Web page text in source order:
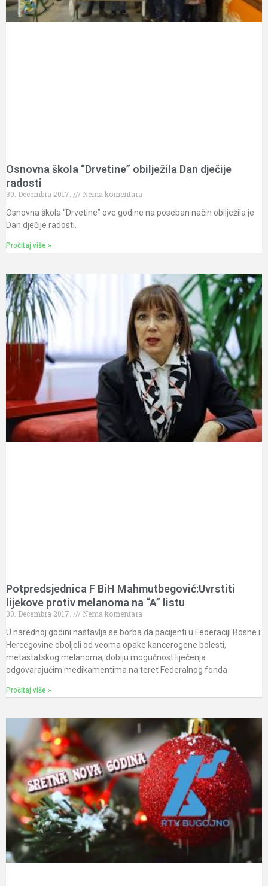
Osnovna škola “Drvetine” obilježila Dan dječije
radosti
30. Decembra 2017.
Nema komentara
Osnovna škola “Drvetine” ove godine na poseban način obilježila je
Dan dječije radosti.
Pročitaj više »
Potpredsjednica F BiH Mahmutbegović:Uvrstiti
lijekove protiv melanoma na “A” listu
30. Decembra 2017.
Nema komentara
U narednoj godini nastavlja se borba da pacijenti u Federaciji Bosne i
Hercegovine oboljeli od veoma opake kancerogene bolesti,
metastatskog melanoma, dobiju mogućnost liječenja
odgovarajućim medikamentima na teret Federalnog fonda
Pročitaj više »